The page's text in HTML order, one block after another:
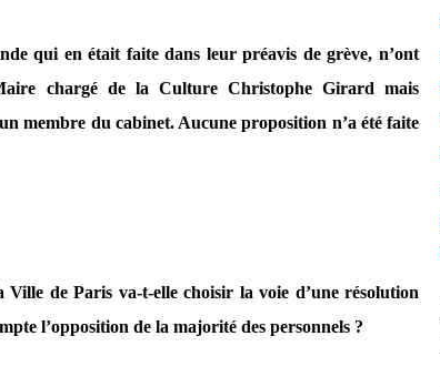
qui en était faite dans leur préavis de grève, n’ont
chargé de la Culture Christophe Girard mais
membre du cabinet. Aucune proposition n’a été faite
Ville de Paris va-t-elle choisir la voie d’une résolution
l’opposition de la majorité des personnels ?